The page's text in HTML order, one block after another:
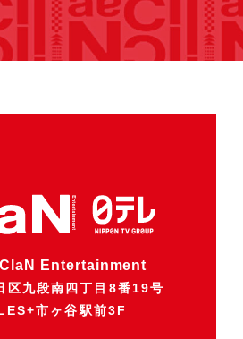
ClaN Entertainment
区九段南四丁目8番19号
市ヶ谷駅前3F